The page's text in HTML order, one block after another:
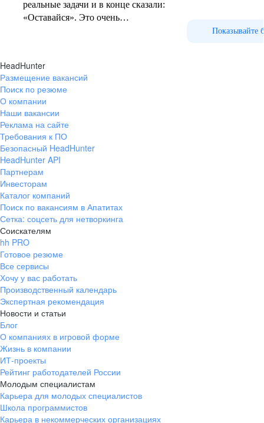
реальные задачи и в конце сказали:
«Оставайся». Это очень
выходные, можно выдохнуть.
Показывайте
HeadHunter
Размещение вакансий
Поиск по резюме
О компании
Наши вакансии
Реклама на сайте
Требования к ПО
Безопасный HeadHunter
HeadHunter API
Партнерам
Инвесторам
Каталог компаний
Поиск по вакансиям в Апатитах
Сетка: соцсеть для нетворкинга
Соискателям
hh PRO
Готовое резюме
Все сервисы
Хочу у вас работать
Производственный календарь
Экспертная рекомендация
Новости и статьи
Блог
О компаниях в игровой форме
Жизнь в компании
ИТ-проекты
Рейтинг работодателей России
Молодым специалистам
Карьера для молодых специалистов
Школа программистов
Карьера в некоммерческих организациях